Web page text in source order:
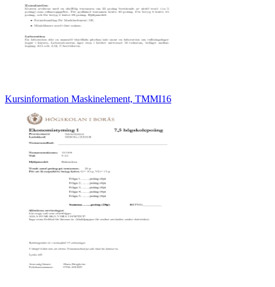
Kursinformation Maskinelement, TMMI16